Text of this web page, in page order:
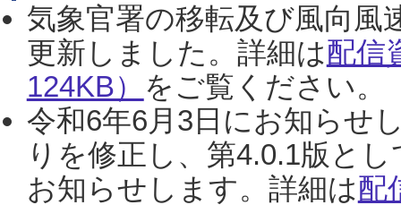
気象官署の移転及び風向風
更新しました。詳細は配信
124KB） をご覧ください。
令和6年6月3日にお知らせ
りを修正し、第4.0.1版と
お知らせします。詳細は配